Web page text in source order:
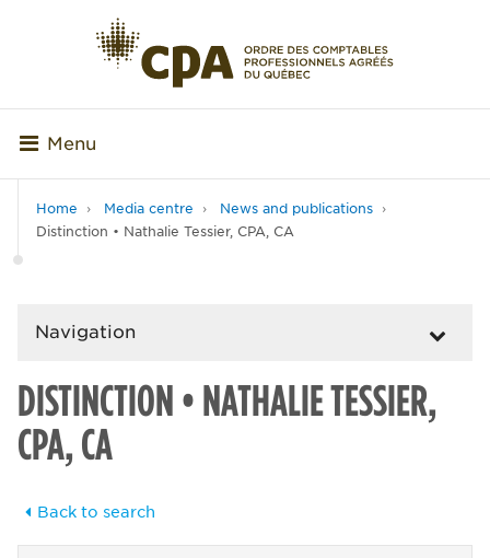
Menu
Home Media centre
News and publications
Distinction • Nathalie Tessier, CPA, CA
Navigation
DISTINCTION • NATHALIE TESSIER,
CPA, CA
Back to search